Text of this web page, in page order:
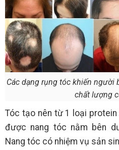
Các dạng rụng tóc khiến người
chất lượng
Tóc tạo nên từ 1 loại
được nang tóc nằm bên
Nang tóc có nhiệm vụ sản